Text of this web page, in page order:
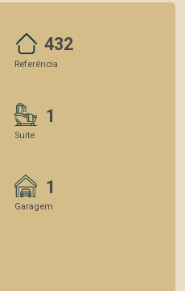
432
Referência
1
Suite
1
Garagem